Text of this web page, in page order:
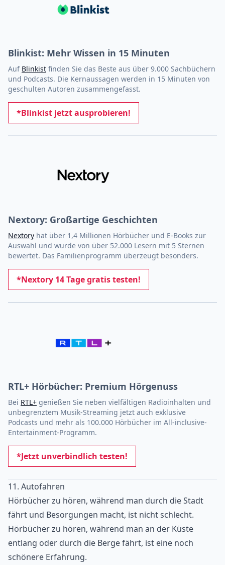
Blinkist: Mehr Wissen in 15 Minuten
Auf Blinkist finden Sie das Beste aus über 9.000 Sachbüchern
und Podcasts. Die Kernaussagen werden in 15 Minuten von
geschulten Autoren zusammengefasst.
*Blinkist jetzt ausprobieren!
Nextory: Großartige Geschichten
Nextory hat über 1,4 Millionen Hörbücher und E-Books zur
Auswahl und wurde von über 52.000 Lesern mit 5 Sternen
bewertet. Das Familienprogramm überzeugt besonders.
*Nextory 14 Tage gratis testen!
RTL+ Hörbücher: Premium Hörgenuss
Bei RTL+ genießen Sie neben vielfältigen Radioinhalten und
unbegrenztem Musik-Streaming jetzt auch exklusive
Podcasts und mehr als 100.000 Hörbücher im All-inclusive-
Entertainment-Programm.
*Jetzt unverbindlich testen!
11. Autofahren
Hörbücher zu hören, während man durch die Stadt
fährt und Besorgungen macht, ist nicht schlecht.
Hörbücher zu hören, während man an der Küste
entlang oder durch die Berge fährt, ist eine noch
schönere Erfahrung.